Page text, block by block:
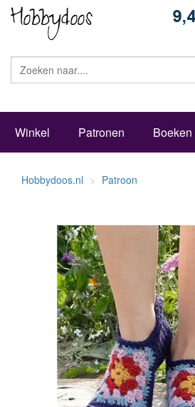
Winkel Patronen Boeken
Hobbydoos.nl Patroon